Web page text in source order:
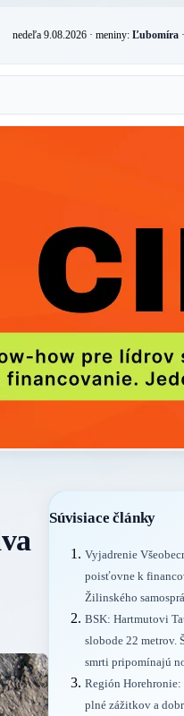
nedeľa 9.08.2026 · meniny: Ľubomíra
Súvisiace články
Vyjadrenie
poisťovne k
Žilinského
BSK: Hartmutovi
slobode 22 metrov.
smrti pripomínajú
Región
plné zážitkov a